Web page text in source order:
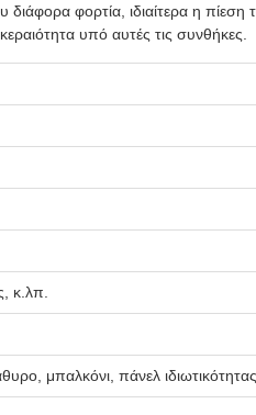
διάφορα φορτία, ιδιαίτερα η
υπό αυτές τις συνθήκες.
κ.λπ.
μπαλκόνι, πάνελ